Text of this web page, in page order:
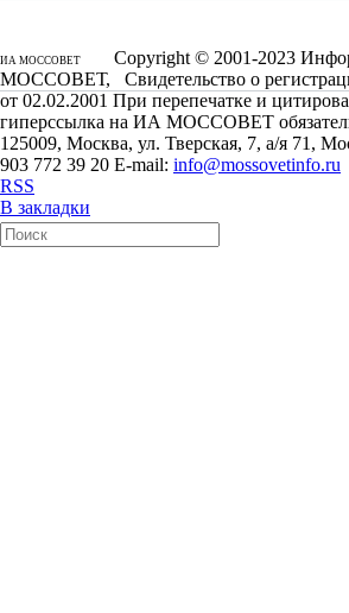
ИА МОССОВЕТ
Copyright © 2001-2023
МОССОВЕТ, Свидетельство о
от 02.02.2001 При перепечатке и
гиперссылка на ИА МОССОВЕТ
125009, Москва, ул. Тверская, 7, а/я 71,
903 772 39 20 E-mail: info@mossovetinfo.ru
RSS
В закладки